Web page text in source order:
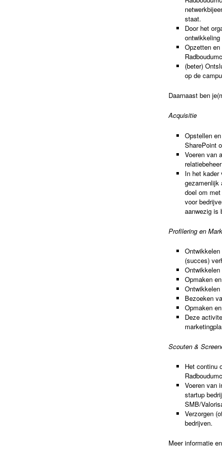
staat.
Door het
Opzetten en
(beter)
op de
Daarnaast ben
Acquisitie
Opstellen
SharePoint
Voeren van
In het kader
gezamenlijk
doel om
voor
aanwezig is
Profilering en
(succes)
Opmaken
Bezoeken
Opmaken
Deze
Scouten &
Het continu
Voeren van
startup
SMB/
Verzorgen
bedrijven.
Meer informatie